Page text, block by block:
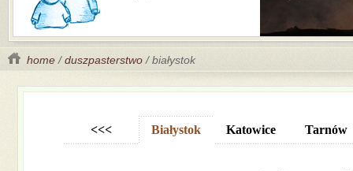
home /duszpasterstwo / białystok
<<< Białystok Katowice Tarnów